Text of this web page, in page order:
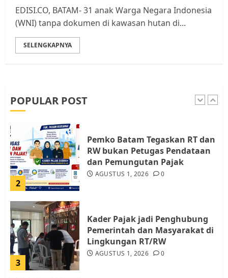
EDISI.CO, BATAM- 31 anak Warga Negara Indonesia
(WNI) tanpa dokumen di kawasan hutan di...
SELENGKAPNYA
POPULAR POST
5
Resahkan Warga
JULI 17, 2026 0
1
2
Pemko Batam Tegaskan RT dan
RW bukan Petugas Pendataan
dan Pemungutan Pajak
AGUSTUS 1, 2026 0
3
Kader Pajak jadi Penghubung
Pemerintah dan Masyarakat di
Lingkungan RT/RW
AGUSTUS 1, 2026 0